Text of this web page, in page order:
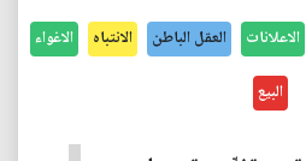
الاعلانات العقل الباطن الانتباه الاغواء
البيع